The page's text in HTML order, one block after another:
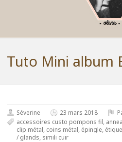
Tuto Mini album
Séverine 23 mars 2018
accessoires custo pompons fil,
clip métal, coins métal, épingle,
/ glands, simili cuir